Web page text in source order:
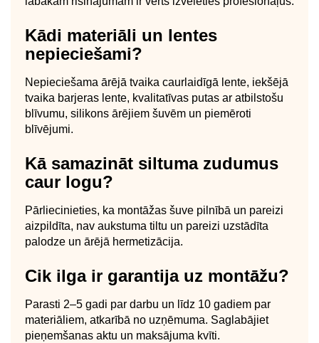
Kādi materiāli un lentes
nepieciešami?
Nepieciešama ārējā tvaika caurlaidīgā lente, iekšējā
tvaika barjeras lente, kvalitatīvas putas ar atbilstošu
blīvumu, silikons ārējiem šuvēm un piemēroti
blīvējumi.
Kā samazināt siltuma zudumus
caur logu?
Pārliecinieties, ka montāžas šuve pilnībā un pareizi
aizpildīta, nav aukstuma tiltu un pareizi uzstādīta
palodze un ārējā hermetizācija.
Cik ilga ir garantija uz montāžu?
Parasti 2–5 gadi par darbu un līdz 10 gadiem par
materiāliem, atkarībā no uzņēmuma. Saglabājiet
pieņemšanas aktu un maksājuma kvīti.